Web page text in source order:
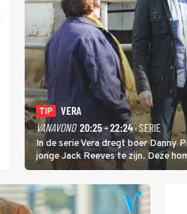
TIP
VERA
VANAVOND 20:25 - 22:24· SERIE
In de serie Vera dregt boer Danny
jonge Jack Reeves te zijn. Deze
familie en verliet het kamp met